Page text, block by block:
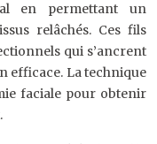
en permettant un
relâchés. Ces fils
qui s’ancrent
efficace. La technique
faciale pour obtenir